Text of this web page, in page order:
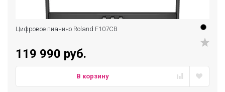
Цифровое пианино Roland F107CB
119 990 руб.
В корзину